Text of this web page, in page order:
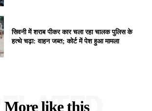
सिवनी में शराब पीकर कार चला रहा चालक पुलिस के
हत्थे चढ़ा: वाहन जब्त; कोर्ट में पेश हुआ मामला
More like this